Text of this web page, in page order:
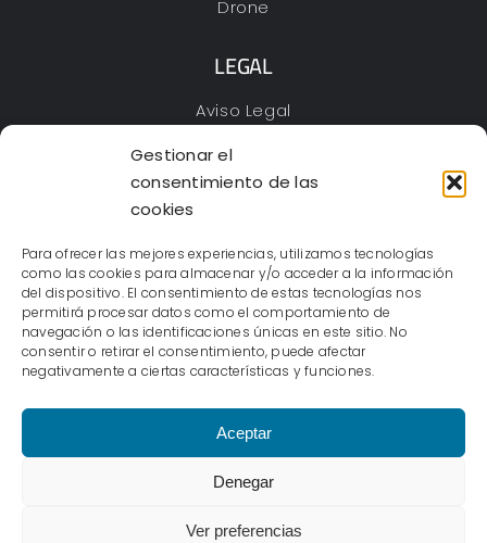
Gestionar el
consentimiento de las
cookies
Para ofrecer las mejores experiencias, utilizamos tecnologías
como las cookies para almacenar y/o acceder a la información
del dispositivo. El consentimiento de estas tecnologías nos
permitirá procesar datos como el comportamiento de
navegación o las identificaciones únicas en este sitio. No
consentir o retirar el consentimiento, puede afectar
negativamente a ciertas características y funciones.
Aceptar
Denegar
Ver preferencias
Drone
LEGAL
Aviso Legal
Cookies
Declaración de accesibilidad
IKUSTEN – Todos los derechos reservados ©2023 |
Cioka Creativa